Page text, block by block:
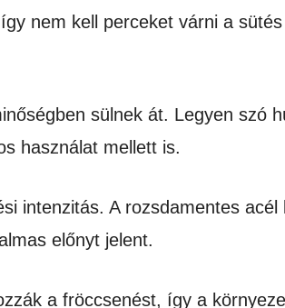
nem kell perceket várni a
sülnek át. Legyen szó
használat mellett is.
intenzitás. A rozsdamentes acél
előnyt jelent.
a fröccsenést, így a